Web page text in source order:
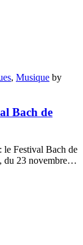
, Musique by
Bach de
le Festival Bach de
du 23 novembre…